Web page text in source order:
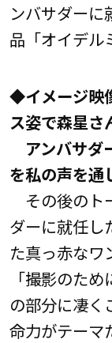
ンバサダー
品「オイデル
◆イメージ映
ス姿で森星さ
アンバサダ
を私の声を通
その後のト
ダーに就任し
た真っ赤なワ
「撮影のた
の部分に凄く
命力がテーマ